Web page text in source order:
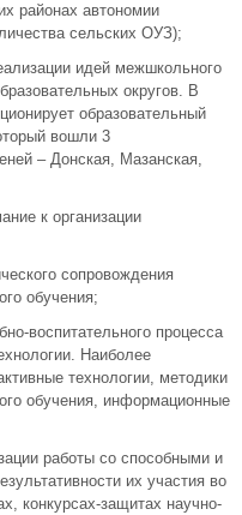
районах автономии
сельских ОУЗ);
идей межшкольного
округов. В
образовательный
вошли 3
– Донская, Мазанская,
к организации
сопровождения
обучения;
воспитательного процесса
Наиболее
технологии, методики
обучения, информационные
работы со способными и
их участия во
конкурсах-защитах научно-